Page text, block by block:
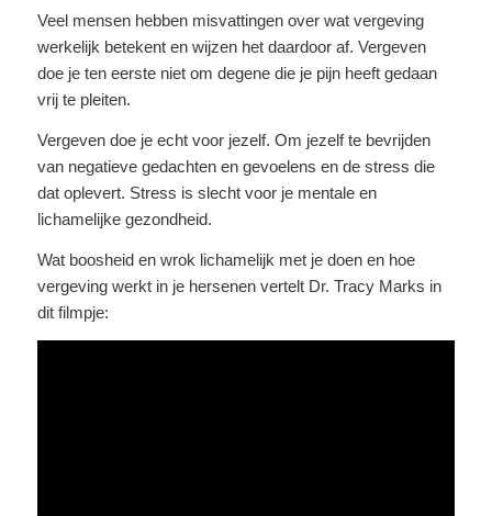
Veel mensen hebben misvattingen over wat vergeving
werkelijk betekent en wijzen het daardoor af. Vergeven
doe je ten eerste niet om degene die je pijn heeft gedaan
vrij te pleiten.
Vergeven doe je echt voor jezelf. Om jezelf te bevrijden
van negatieve gedachten en gevoelens en de stress die
dat oplevert. Stress is slecht voor je mentale en
lichamelijke gezondheid.
Wat boosheid en wrok lichamelijk met je doen en hoe
vergeving werkt in je hersenen vertelt Dr. Tracy Marks in
dit filmpje: